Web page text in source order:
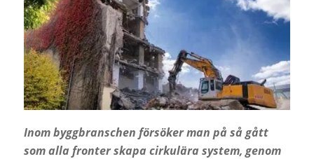
Inom byggbranschen försöker man på så gått
som alla fronter skapa cirkulära system, genom